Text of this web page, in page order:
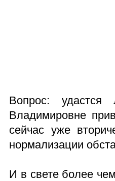
Вопрос:
Владимировне
сейчас уже
нормализации
И в свете более